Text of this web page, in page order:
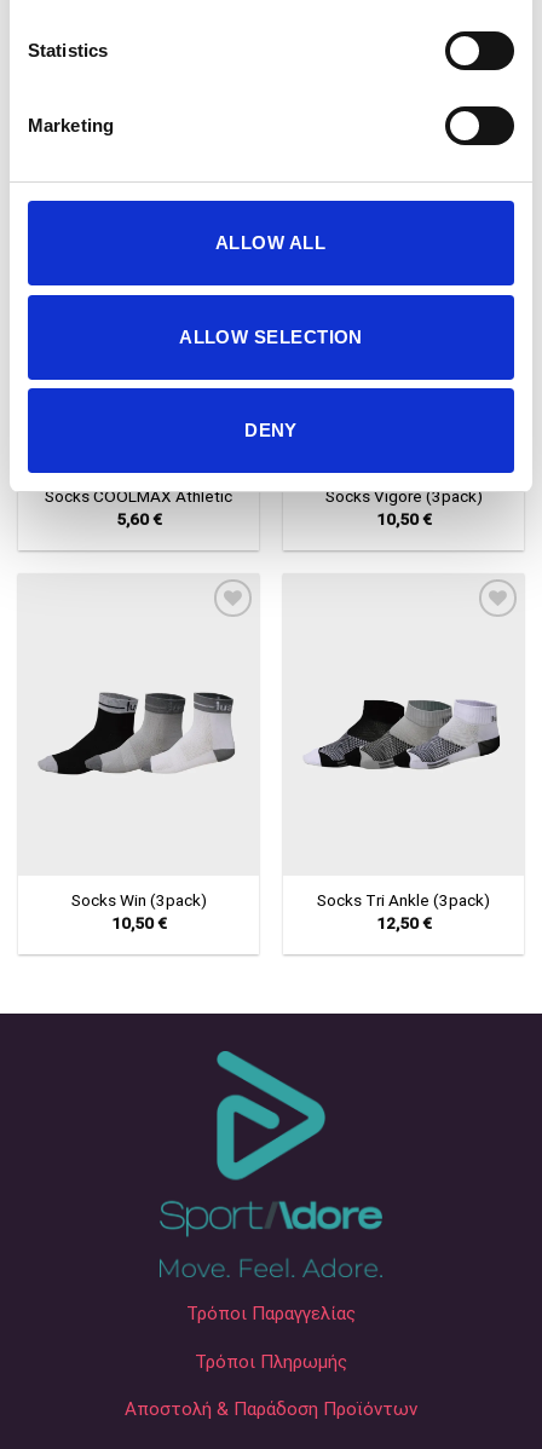
Statistics
Marketing
ALLOW ALL
ALLOW SELECTION
DENY
Socks Step (3pack)
στην λίστα
Socks COOLMAX Athletic
5,60€
στην λίστα
Socks Vigore (3pack)
10,50€
στην λίστα
επιθυμιών
Socks Win (3pack)
10,50€
επιθυμιών
Socks Tri Ankle (3pack)
12,50€
Τρόποι Παραγγελίας
Τρόποι Πληρωμής
Αποστολή & Παράδοση Προϊόντων